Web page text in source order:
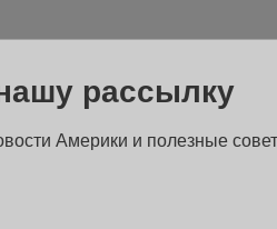
рассылку
Америки и полезные